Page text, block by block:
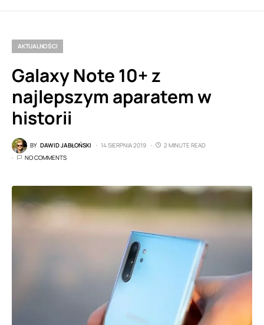
AKTUALNOŚCI
Galaxy Note 10+ z
najlepszym aparatem w
historii
BY DAWID JABŁOŃSKI 14 SIERPNIA 2019
2 MINUTE READ
NO COMMENTS